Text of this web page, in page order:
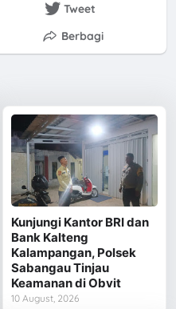
Tweet
Berbagi
Kunjungi Kantor BRI dan
Bank Kalteng
Kalampangan, Polsek
Sabangau Tinjau
Keamanan di Obvit
10 August, 2026